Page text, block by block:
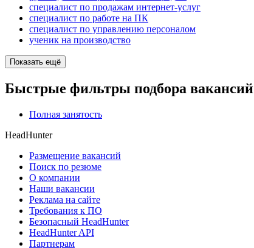
специалист по продажам интернет-услуг
специалист по работе на ПК
специалист по управлению персоналом
ученик на производство
Показать ещё
Быстрые фильтры подбора вакансий
Полная занятость
HeadHunter
Размещение вакансий
Поиск по резюме
О компании
Наши вакансии
Реклама на сайте
Требования к ПО
Безопасный HeadHunter
HeadHunter API
Партнерам